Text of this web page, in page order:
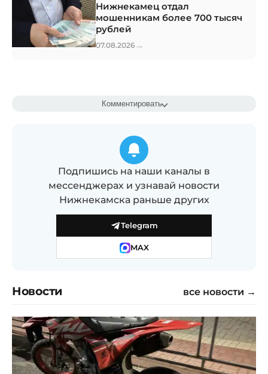
Нижнекамец отдал
мошенникам более 700 тысяч
рублей
07.08.2026 →
Комментировать
Подпишись на наши каналы в
мессенджерах и узнавай новости
Нижнекамска раньше других
Telegram
MAX
Новости все новости →